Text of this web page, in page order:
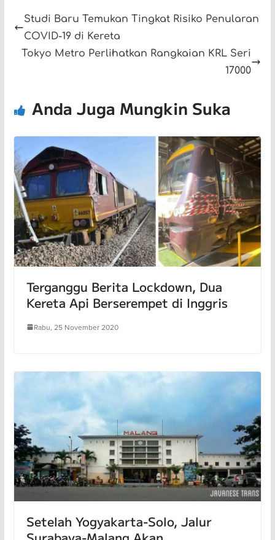
Studi Baru Temukan Tingkat Risiko Penularan
COVID-19 di Kereta
Tokyo Metro Perlihatkan Rangkaian KRL Seri
17000
Anda Juga Mungkin Suka
Terganggu Berita Lockdown, Dua
Kereta Api Berserempet di Inggris
Rabu, 25 November 2020
Setelah Yogyakarta-Solo, Jalur